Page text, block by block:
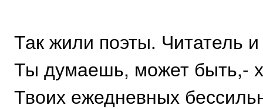
Так жили поэты. Читатель и
Ты думаешь, может быть,-
Твоих ежедневных